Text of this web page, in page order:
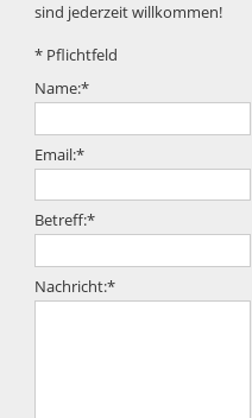
sind jederzeit willkommen!
* Pflichtfeld
Name:*
Email:*
Betreff:*
Nachricht:*